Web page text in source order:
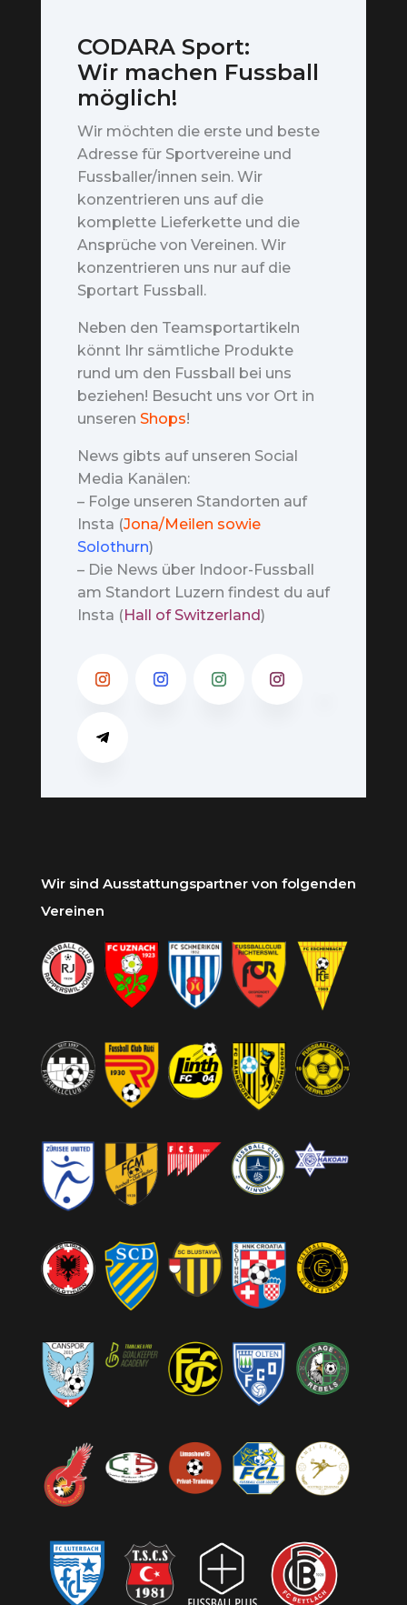
CODARA Sport:
Wir machen Fussball
möglich!
Wir möchten die erste und beste
Adresse für Sportvereine und
Fussballer/innen sein. Wir
konzentrieren uns auf die
komplette Lieferkette und die
Ansprüche von Vereinen. Wir
konzentrieren uns nur auf die
Sportart Fussball.
Neben den Teamsportartikeln
könnt Ihr sämtliche Produkte
rund um den Fussball bei uns
beziehen! Besucht uns vor Ort in
unseren Shops!
News gibts auf unseren Social
Media Kanälen:
– Folge unseren Standorten auf
Insta (Jona/Meilen sowie
Solothurn)
– Die News über Indoor-Fussball
am Standort Luzern findest du auf
Insta (Hall of Switzerland)
Wir sind Ausstattungspartner von folgenden
Vereinen